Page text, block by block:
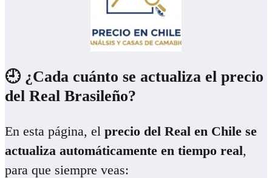
🕘 ¿Cada cuánto se actualiza el precio
del Real Brasileño?
En esta página, el precio del Real en Chile se
actualiza automáticamente en tiempo real,
para que siempre veas: